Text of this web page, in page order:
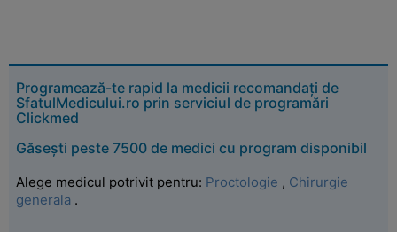
Programează-te rapid la medicii recomandați de
SfatulMedicului.ro prin serviciul de programări
Clickmed
Găsești peste 7500 de medici cu program disponibil
Alege medicul potrivit pentru: Proctologie , Chirurgie
generala .